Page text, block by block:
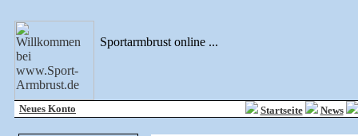
Sportarmbrust online ...
Neues Konto Startseite News